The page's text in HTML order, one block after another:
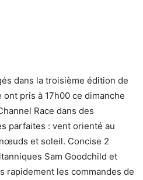
dans la troisième édition de
ont pris à 17h00 ce dimanche
Race dans des
parfaites : vent orienté au
et soleil. Concise 2
Sam Goodchild et
rapidement les commandes de